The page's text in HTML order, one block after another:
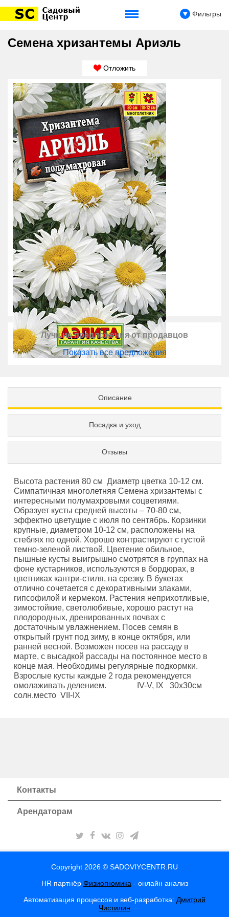
Фильтры
Семена хризантемы Ариэль
Отложить
Лучшие предложения от продавцов
Показать все предложения
Описание
Посадка и уход
Отзывы
Высота растения 80 см Диаметр цветка 10-12 см.
Симпатичная многолетняя Семена хризантемы с
интересными полумахровыми соцветиями.
Образует кусты средней высоты – 70-80 см,
эффектно цветущие с июля по сентябрь. Корзинки
крупные, диаметром 10-12 см, расположены на
стеблях по одной. Хорошо контрастируют с густой
темно-зеленой листвой. Цветение обильное,
пышные кусты выигрышно смотрятся в группах на
фоне кустарников, используются в бордюрах, в
цветниках кантри-стиля, на срезку. В букетах
отлично сочетается с декоративными злаками,
гипсофилой и кермеком. Растения неприхотливые,
зимостойкие, светолюбивые, хорошо растут на
плодородных, дренированных почвах с
достаточным увлажнением. Посев семян в
открытый грунт под зиму, в конце октября, или
ранней весной. Возможен посев на рассаду в
марте, с высадкой рассады на постоянное место в
конце мая. Необходимы регулярные подкормки.
Взрослые кусты каждые 2 года рекомендуется
омолаживать делением. IV-V, IX 30x30см
солн.место VII-IX
Контакты
Арендаторам
Copyright 2026 © SADOVIYCENTR.RU
HR партнёр Физиогномика - онлайн анализ
Автоматизация процессов и веб-разработка: Дмитрий
Чистилин